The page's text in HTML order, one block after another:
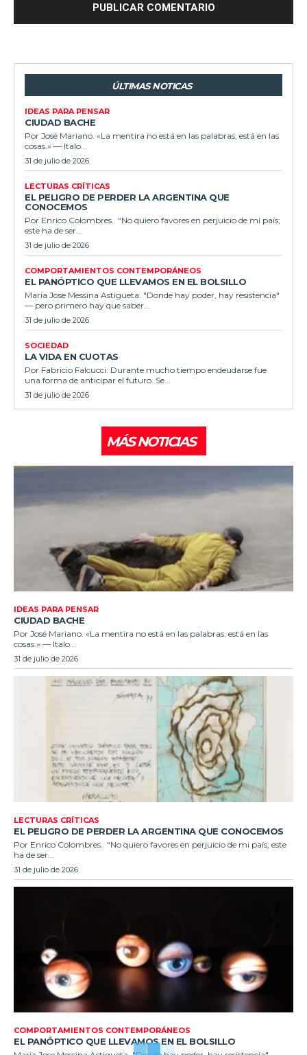
ÚLTIMAS NOTICAS
IDEAS PARA PENSAR
CIUDAD BACHE
Por José Mariano. «La mentira no está en las palabras, está en las
cosas.» — Italo...
31 de julio de 2026
LECTURAS CRÍTICAS
EL PELIGRO DE PERDER LA ARGENTINA QUE
CONOCEMOS
Por Enrico Colombres. “No quiero favores en perjuicio de mi país;
este ha de ser...
31 de julio de 2026
COMPORTAMIENTOS CONTEMPORÁNEOS
EL PANÓPTICO QUE LLEVAMOS EN EL BOLSILLO
Maria Jose Messina Astigueta. "Donde hay poder, hay resistencia"
— pero primero hay que saber...
31 de julio de 2026
SOCIEDAD
LA VIDA EN CUOTAS
Por Fabricio Falcucci. Durante mucho tiempo endeudarse fue
una forma de anticipar el futuro. Se...
31 de julio de 2026
MÁS NOTICIAS
IDEAS PARA PENSAR
CIUDAD BACHE
Por José Mariano. «La mentira no está en las palabras, está en las
cosas.» — Italo...
31 de julio de 2026
LECTURAS CRÍTICAS
EL PELIGRO DE PERDER LA ARGENTINA QUE CONOCEMOS
Por Enrico Colombres. “No quiero favores en perjuicio de mi país; este
ha de ser...
31 de julio de 2026
COMPORTAMIENTOS CONTEMPORÁNEOS
EL PANÓPTICO QUE LLEVAMOS EN EL BOLSILLO